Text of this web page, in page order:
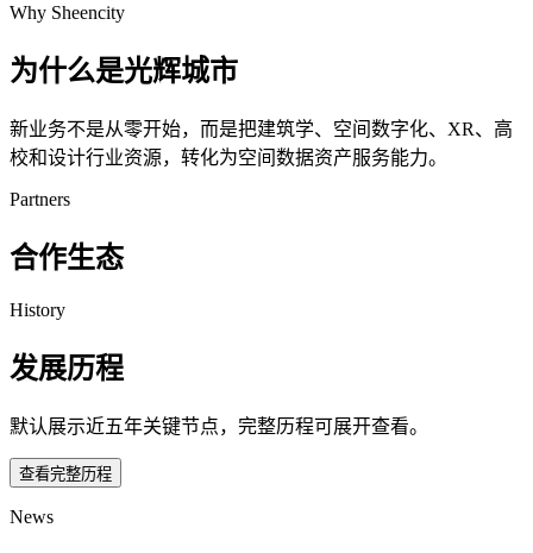
Why Sheencity
为什么是光辉城市
新业务不是从零开始，而是把建筑学、空间数字化、XR、高
校和设计行业资源，转化为空间数据资产服务能力。
Partners
合作生态
History
发展历程
默认展示近五年关键节点，完整历程可展开查看。
查看完整历程
News